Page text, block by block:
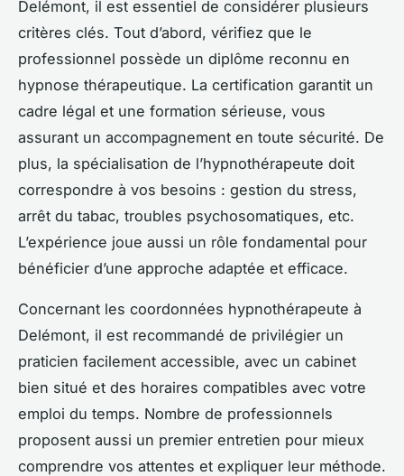
Delémont, il est essentiel de considérer plusieurs
critères clés. Tout d’abord, vérifiez que le
professionnel possède un diplôme reconnu en
hypnose thérapeutique. La certification garantit un
cadre légal et une formation sérieuse, vous
assurant un accompagnement en toute sécurité. De
plus, la spécialisation de l’hypnothérapeute doit
correspondre à vos besoins : gestion du stress,
arrêt du tabac, troubles psychosomatiques, etc.
L’expérience joue aussi un rôle fondamental pour
bénéficier d’une approche adaptée et efficace.
Concernant les coordonnées hypnothérapeute à
Delémont, il est recommandé de privilégier un
praticien facilement accessible, avec un cabinet
bien situé et des horaires compatibles avec votre
emploi du temps. Nombre de professionnels
proposent aussi un premier entretien pour mieux
comprendre vos attentes et expliquer leur méthode.